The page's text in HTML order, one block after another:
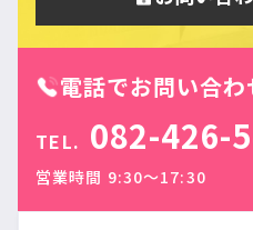
電話でお問い合わ
TEL. 082-426-
営業時間 9:30〜17:30